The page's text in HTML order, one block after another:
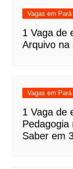
Vagas em Pará
1 Vaga de
Arquivo na
Vagas em Pará
1 Vaga de
Pedagogia
Saber em